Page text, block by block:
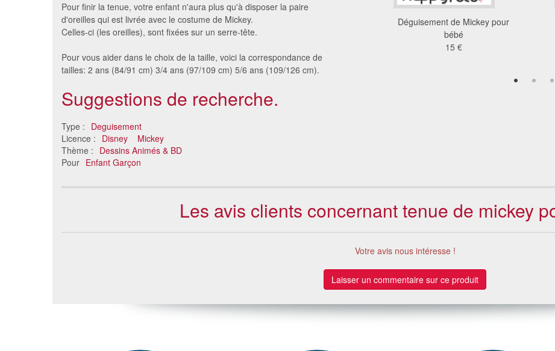
Pour finir la tenue, votre enfant n'aura plus qu'à disposer la paire
d'oreilles qui est livrée avec le costume de Mickey.
Celles-ci (les oreilles), sont fixées sur un serre-tête.
Pour vous aider dans le choix de la taille, voici la correspondance de
tailles: 2 ans (84/91 cm) 3/4 ans (97/109 cm) 5/6 ans (109/126 cm).
Suggestions de recherche.
Type : Deguisement
Licence : Disney
Mickey
Thème : Dessins Animés & BD
Pour Enfant Garçon
Costume robin des bois pour
enfant, premier prix
Costume du Prince charmant
Déguisement de Mickey pour
bébé
15 €
Les avis clients concernant tenue de mickey
Votre avis nous intéresse !
Laisser un commentaire sur ce produit